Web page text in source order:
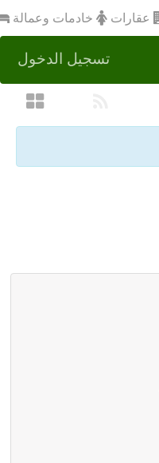
عقارات خادمات وعمالة
تسجيل الدخول